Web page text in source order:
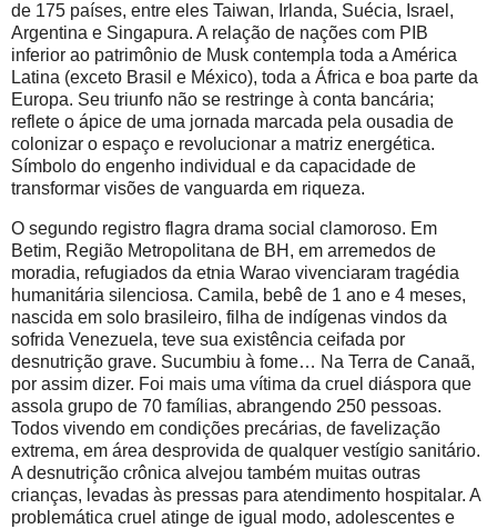
de 175 países, entre eles Taiwan, Irlanda, Suécia, Israel,
Argentina e Singapura. A relação de nações com PIB
inferior ao patrimônio de Musk contempla toda a América
Latina (exceto Brasil e México), toda a África e boa parte da
Europa. Seu triunfo não se restringe à conta bancária;
reflete o ápice de uma jornada marcada pela ousadia de
colonizar o espaço e revolucionar a matriz energética.
Símbolo do engenho individual e da capacidade de
transformar visões de vanguarda em riqueza.
O segundo registro flagra drama social clamoroso. Em
Betim, Região Metropolitana de BH, em arremedos de
moradia, refugiados da etnia Warao vivenciaram tragédia
humanitária silenciosa. Camila, bebê de 1 ano e 4 meses,
nascida em solo brasileiro, filha de indígenas vindos da
sofrida Venezuela, teve sua existência ceifada por
desnutrição grave. Sucumbiu à fome… Na Terra de Canaã,
por assim dizer. Foi mais uma vítima da cruel diáspora que
assola grupo de 70 famílias, abrangendo 250 pessoas.
Todos vivendo em condições precárias, de favelização
extrema, em área desprovida de qualquer vestígio sanitário.
A desnutrição crônica alvejou também muitas outras
crianças, levadas às pressas para atendimento hospitalar. A
problemática cruel atinge de igual modo, adolescentes e